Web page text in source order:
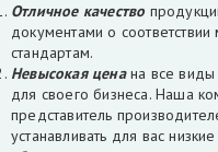
Отличное качество
документами о
стандартам.
Невысокая ценана все виды
для своего бизнеса. Наша
представитель
устанавливать для вас